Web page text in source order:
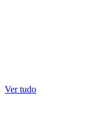
Ver tudo